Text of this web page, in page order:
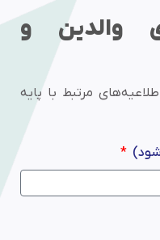
والدین و
مرتبط با پایه
شود)